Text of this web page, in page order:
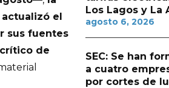
el
sus fuentes
de
Los Lagos y La
agosto 6, 2026
SEC: Se han
a cuatro
por cortes de